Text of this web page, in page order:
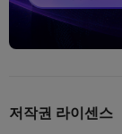
저작권 라이센스